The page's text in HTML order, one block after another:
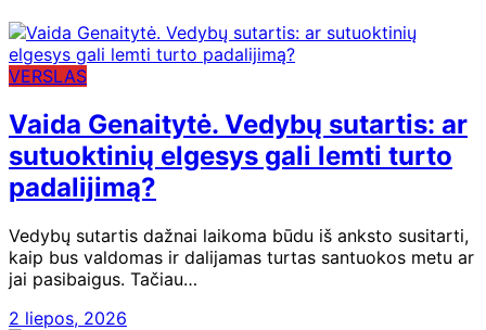
VERSLAS
Vaida Genaitytė. Vedybų sutartis: ar
sutuoktinių elgesys gali lemti turto
padalijimą?
Vedybų sutartis dažnai laikoma būdu iš anksto susitarti,
kaip bus valdomas ir dalijamas turtas santuokos metu ar
jai pasibaigus. Tačiau…
2 liepos, 2026